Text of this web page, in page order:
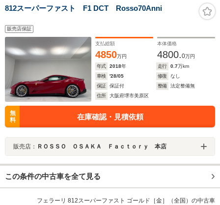
812スーパーファスト F1 DCT Rosso70Anni
販売店保証
支払総額
4850万円
本体価格
4800.0万円
年式
2018年 走行 0.7万km
車検
'28/05 修復
なし
保証
保証付 整備
法定整備無
住所
大阪府堺市美原区
無
料
在庫確認・見積依頼
販売店： ＲＯＳＳＯ ＯＳＡＫＡ Ｆａｃｔｏｒｙ 本店
この条件の中古車を全て見る
フェラーリ 812スーパーファスト ゴールド［金］（全国）の中古車